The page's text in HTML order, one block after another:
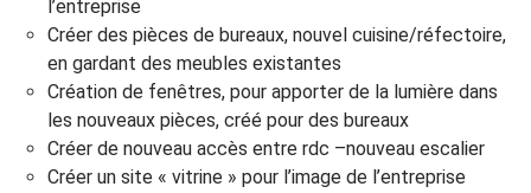
l’entreprise
Créer des pièces de bureaux, nouvel cuisine/réfectoire,
en gardant des meubles existantes
Création de fenêtres, pour apporter de la lumière dans
les nouveaux pièces, créé pour des bureaux
Créer de nouveau accès entre rdc –nouveau escalier
Créer un site « vitrine » pour l’image de l’entreprise